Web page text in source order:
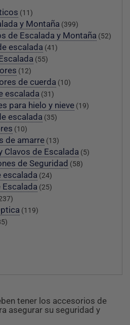
(11)
y Montaña (399)
de Escalada y Montaña (52)
escalada (41)
(55)
(12)
de cuerda (10)
escalada (31)
para hielo y nieve (19)
escalada (35)
(10)
de amarre (13)
Clavos de Escalada (5)
de Seguridad (58)
escalada (24)
Escalada (25)
(119)
tener los accesorios de
asegurar su seguridad y